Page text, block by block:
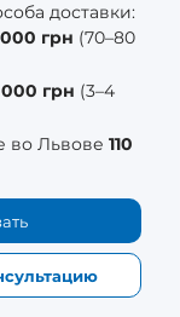
доставки:
грн (70–80
000 грн (3–4
во Львове 110